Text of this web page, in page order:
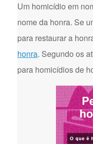
Um homicídio em
nome da honra. Se
para restaurar a
honra. Segundo os
para homicídios de